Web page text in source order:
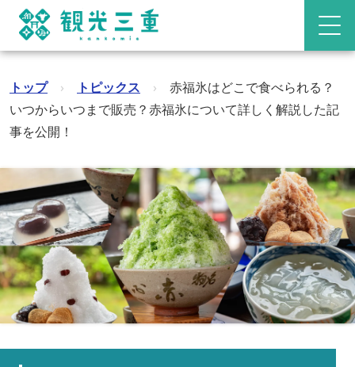
トップ › トピックス ›
赤福氷はどこで食べられる？
いつからいつまで販売？赤福氷について詳しく解説した記
事を公開！